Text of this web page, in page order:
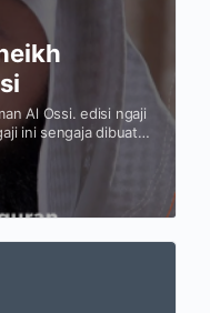
Al Ossi. edisi ngaji
ini sengaja dibuat
dapat lebih